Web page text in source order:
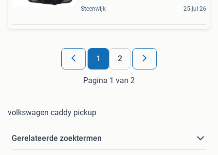
Steenwijk 25 jul 26
1 2
Pagina 1 van 2
volkswagen caddy pickup
Gerelateerde zoektermen